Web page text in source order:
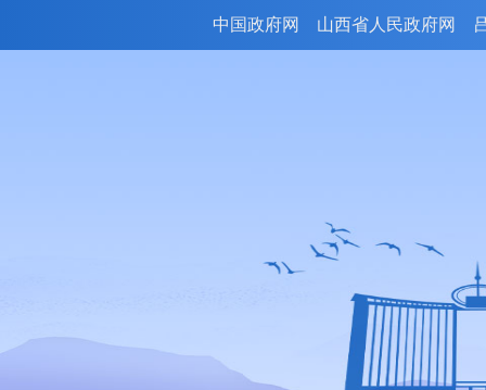
中国政府网 山西省人民政府网